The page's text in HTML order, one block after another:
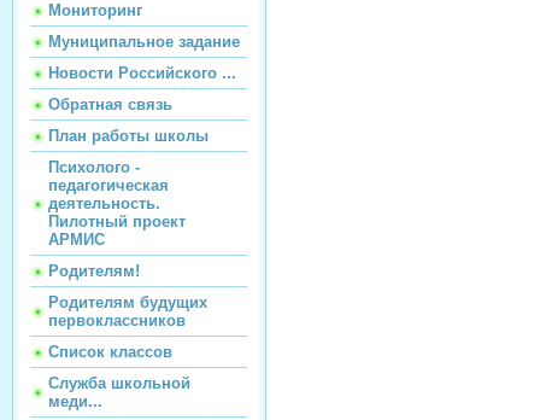
Мониторинг
Муниципальное задание
Новости Российского ...
Обратная связь
План работы школы
Психолого -
педагогическая
деятельность.
Пилотный проект
АРМИС
Родителям!
Родителям будущих
первоклассников
Список классов
Служба школьной
меди...